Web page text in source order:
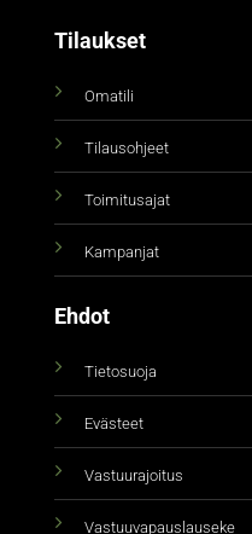
Tilaukset
Omatili
Tilausohjeet
Toimitusajat
Kampanjat
Ehdot
Tietosuoja
Evästeet
Vastuurajoitus
Vastuuvapauslauseke